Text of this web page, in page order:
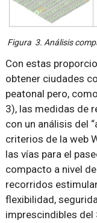
Figura 3. Análisis
Con estas
obtener ciudades
peatonal pero,
3), las medidas de
con un análisis del
criterios de la web
las vías para el
compacto a nivel
recorridos
flexibilidad,
imprescindibles del